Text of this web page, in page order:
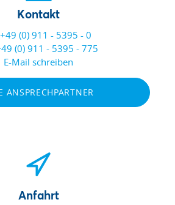
Kontakt
+49 (0) 911 - 5395 - 0
(0) 911 - 5395 - 775
E-Mail schreiben
ANSPRECHPARTNER
Anfahrt